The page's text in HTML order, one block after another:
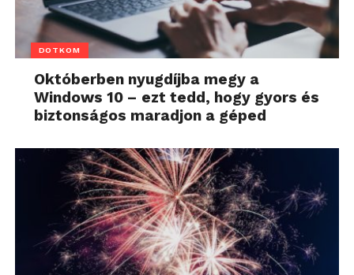
DOTKOM
Októberben nyugdíjba megy a
Windows 10 – ezt tedd, hogy gyors és
biztonságos maradjon a géped